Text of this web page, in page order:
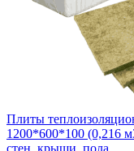
Плиты
1200*600*100 (0,216
стен, крыши, пола